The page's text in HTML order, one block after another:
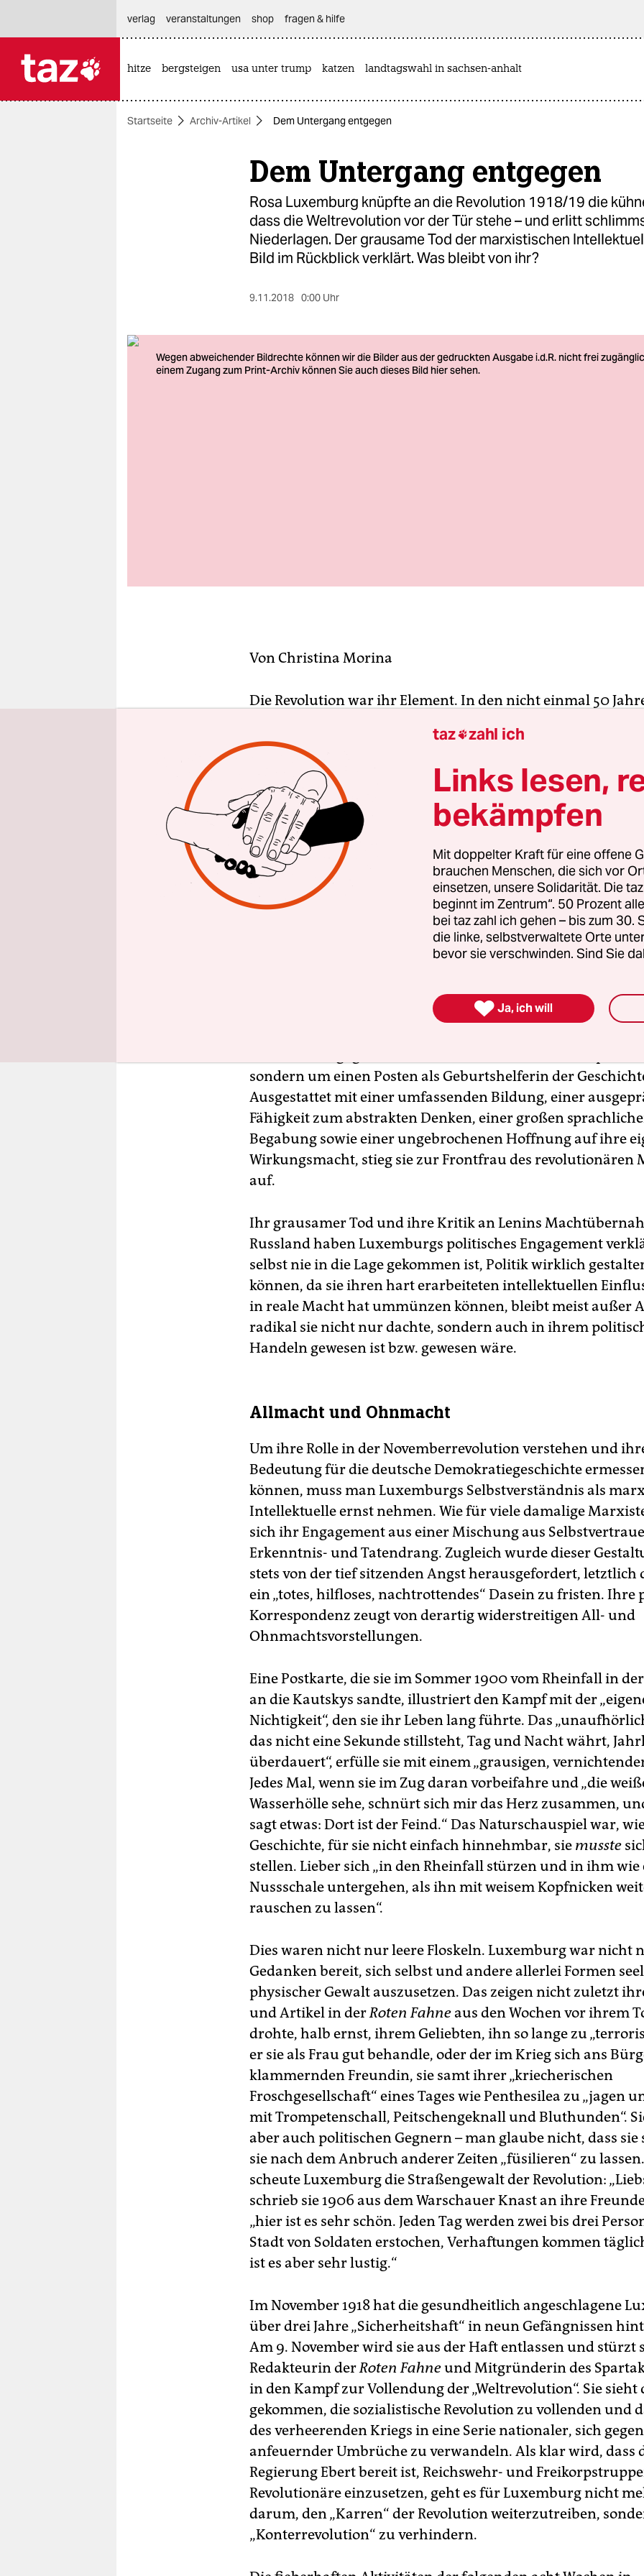
themen
nord
abo
verlag
veranstaltungen shop fragen & hilfe
hitze bergsteigen usa unter trump katzen landtagswahl in sachsen-anhalt
Startseite Archiv-Artikel Dem Untergang entgegen
Dem Untergang entgegen
Rosa Luxemburg knüpfte an die Revolution 1918/19 die
dass die Weltrevolution vor der Tür stehe – und erlitt
Niederlagen. Der grausame Tod der marxistischen
Bild im Rückblick verklärt. Was bleibt von ihr?
9.11.2018 0:00 Uhr
VonChristina Morina
Die Revolution war ihr Element. In den nicht einmal 50
und mitgestaltet – die erste Russische Revolution 1905/06
regierten Polen und die Novemberrevolution 1918/19 in
Die erste revolutionäre Erfahrung brachte sie ins Gefängnis
fortan ihr politisches Denken mehr als alle Theorie, die sich
promovierte Nationalökonomin und Marx-Schülerin zuvor
hatte. Die zweite brachte sie aus dem Gefängnis heraus
ihr nie gekannte politische Handlungsmöglichkeiten. Sie
jedoch schon nach wenigen Wochen voller bitterer Kämpfe
Enttäuschungen mit ihrer Ermordung im Januar 1919.
Doch auch wenn sie nicht im Revolutionskampf stand, ging
ihrer Zeit zu verstehen, die daraus resultierenden
Energien zu bündeln und zu verstärken. Sie verachtete die
sondern um einen Posten als Geburtshelferin der
Ausgestattet mit einer umfassenden Bildung, einer
Fähigkeit zum abstrakten Denken, einer großen
Begabung sowie einer ungebrochenen Hoffnung auf ihre
Wirkungsmacht, stieg sie zur Frontfrau des revolutionären
auf.
Ihr grausamer Tod und ihre Kritik an Lenins
Russland haben Luxemburgs politisches Engagement
selbst nie in die Lage gekommen ist, Politik wirklich
können, da sie ihren hart erarbeiteten intellektuellen
in reale Macht hat ummünzen können, bleibt meist außer
radikal sie nicht nur dachte, sondern auch in ihrem
Handeln gewesen ist bzw. gewesen wäre.
Allmacht und Ohnmacht
Um ihre Rolle in der Novemberrevolution verstehen und
Bedeutung für die deutsche Demokratiegeschichte
können, muss man Luxemburgs Selbstverständnis als
Intellektuelle ernst nehmen. Wie für viele damalige
sich ihr Engagement aus einer Mischung aus
Erkenntnis- und Tatendrang. Zugleich wurde dieser
stets von der tief sitzenden Angst herausgefordert, letztlich
ein „totes, hilfloses, nachtrottendes“ Dasein zu fristen. Ihre
Korrespondenz zeugt von derartig widerstreitigen All- und
Ohnmachtsvorstellungen.
Eine Postkarte, die sie im Sommer 1900 vom Rheinfall in
an die Kautskys sandte, illustriert den Kampf mit der
Nichtigkeit“, den sie ihr Leben lang führte. Das
das nicht eine Sekunde stillsteht, Tag und Nacht währt,
überdauert“, erfülle sie mit einem „grausigen,
Jedes Mal, wenn sie im Zug daran vorbeifahre und „die
Wasserhölle sehe, schnürt sich mir das Herz zusammen,
sagt etwas: Dort ist der Feind.“ Das Naturschauspiel war,
Geschichte, für sie nicht einfach hinnehmbar, sie musste
stellen. Lieber sich „in den Rheinfall stürzen und in ihm wie
Nussschale untergehen, als ihn mit weisem Kopf­nicken
rauschen zu lassen“.
Dies waren nicht nur leere Floskeln. Luxemburg war nicht
Gedanken bereit, sich selbst und andere allerlei Formen
physischer Gewalt auszusetzen. Das zeigen nicht zuletzt
und Artikel in derRoten Fahneaus den Wochen vor ihrem
drohte, halb ernst, ihrem Geliebten, ihn so lange zu
er sie als Frau gut behandle, oder der im Krieg sich ans
klammernden Freundin, sie samt ihrer „kriecherischen
Froschgesellschaft“ eines Tages wie Penthesilea zu „jagen
mit Trompetenschall, Peitschengeknall und Bluthunden“.
aber auch politischen Gegnern – man glaube nicht, dass sie
sie nach dem Anbruch anderer Zeiten „füsilieren“ zu
scheute Luxemburg die Straßengewalt der Revolution:
schrieb sie 1906 aus dem Warschauer Knast an ihre
„hier ist es sehr schön. Jeden Tag werden zwei bis drei
Stadt von Soldaten erstochen, Verhaftungen kommen
ist es aber sehr lustig.“
Im November 1918 hat die gesundheitlich angeschlagene
über drei Jahre „Sicherheitshaft“ in neun Gefängnissen
Am 9. November wird sie aus der Haft entlassen und stürzt
Redakteurin derRoten Fahneund Mitgründerin des
in den Kampf zur Vollendung der „Weltrevolution“. Sie sieht
gekommen, die sozia­listische Revolution zu vollenden und
des verheerenden Kriegs in eine Serie nationaler, sich
anfeuernder Umbrüche zu verwandeln. Als klar wird, dass
Regierung Ebert bereit ist, Reichswehr- und
Revolutionäre einzusetzen, geht es für Luxemburg nicht
darum, den „Karren“ der Revolution weiterzutreiben,
„Konterrevolution“ zu verhindern.
taz zahl ich
Links lesen,
bekämpfen
Mit doppelter Kraft für eine offene
brauchen Menschen, die sich vor
einsetzen, unsere Solidarität. Die
beginnt im Zentrum“. 50 Prozent
bei taz zahl ich gehen – bis zum
die linke, selbstverwaltete Orte
bevor sie verschwinden. Sind Sie
 Ja, ich will